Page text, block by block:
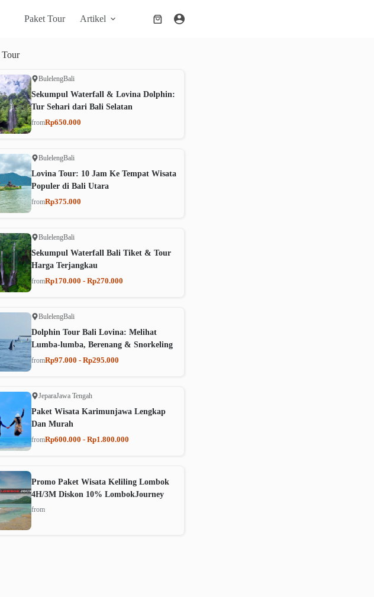
Paket Tour Artikel
Shopping
Tour
BulelengBali
Sekumpul Waterfall & Lovina Dolphin:
Tur Sehari dari Bali Selatan
fromRp650.000
BulelengBali
Lovina Tour: 10 Jam Ke Tempat Wisata
Populer di Bali Utara
fromRp375.000
BulelengBali
Sekumpul Waterfall Bali Tiket & Tour
Harga Terjangkau
fromRp170.000 - Rp270.000
BulelengBali
Dolphin Tour Bali Lovina: Melihat
Lumba-lumba, Berenang & Snorkeling
fromRp97.000 - Rp295.000
JeparaJawa Tengah
Paket Wisata Karimunjawa Lengkap
Dan Murah
fromRp600.000 - Rp1.800.000
Promo Paket Wisata Keliling Lombok
4H/3M Diskon 10% LombokJourney
from